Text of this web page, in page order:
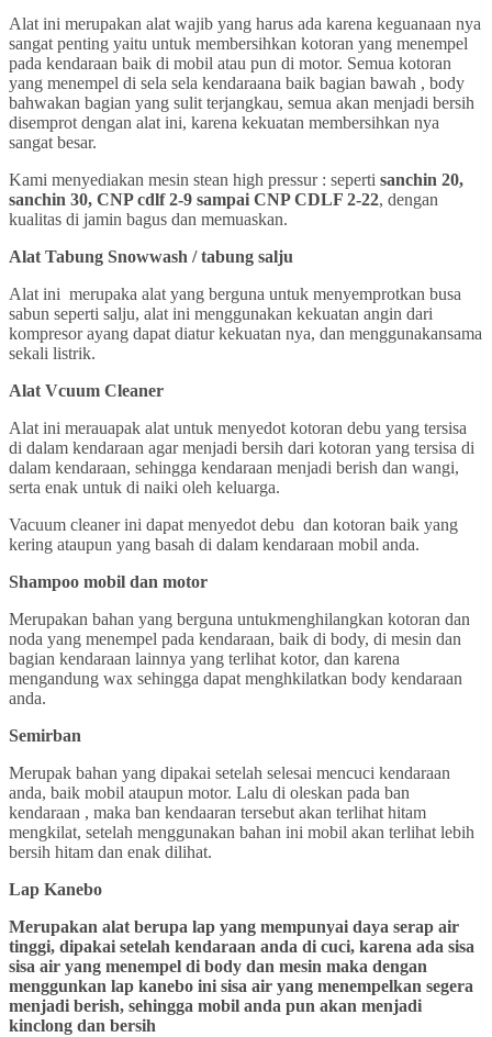
Alat ini merupakan alat wajib yang harus ada karena keguanaan nya
sangat penting yaitu untuk membersihkan kotoran yang menempel
pada kendaraan baik di mobil atau pun di motor. Semua kotoran
yang menempel di sela sela kendaraana baik bagian bawah , body
bahwakan bagian yang sulit terjangkau, semua akan menjadi bersih
disemprot dengan alat ini, karena kekuatan membersihkan nya
sangat besar.
Kami menyediakan mesin stean high pressur : seperti sanchin 20,
sanchin 30, CNP cdlf 2-9 sampai CNP CDLF 2-22, dengan
kualitas di jamin bagus dan memuaskan.
Alat Tabung Snowwash / tabung salju
Alat ini merupaka alat yang berguna untuk menyemprotkan busa
sabun seperti salju, alat ini menggunakan kekuatan angin dari
kompresor ayang dapat diatur kekuatan nya, dan menggunakansama
sekali listrik.
Alat Vcuum Cleaner
Alat ini merauapak alat untuk menyedot kotoran debu yang tersisa
di dalam kendaraan agar menjadi bersih dari kotoran yang tersisa di
dalam kendaraan, sehingga kendaraan menjadi berish dan wangi,
serta enak untuk di naiki oleh keluarga.
Vacuum cleaner ini dapat menyedot debu dan kotoran baik yang
kering ataupun yang basah di dalam kendaraan mobil anda.
Shampoo mobil dan motor
Merupakan bahan yang berguna untukmenghilangkan kotoran dan
noda yang menempel pada kendaraan, baik di body, di mesin dan
bagian kendaraan lainnya yang terlihat kotor, dan karena
mengandung wax sehingga dapat menghkilatkan body kendaraan
anda.
Semirban
Merupak bahan yang dipakai setelah selesai mencuci kendaraan
anda, baik mobil ataupun motor. Lalu di oleskan pada ban
kendaraan , maka ban kendaaran tersebut akan terlihat hitam
mengkilat, setelah menggunakan bahan ini mobil akan terlihat lebih
bersih hitam dan enak dilihat.
Lap Kanebo
Merupakan alat berupa lap yang mempunyai daya serap air
tinggi, dipakai setelah kendaraan anda di cuci, karena ada sisa
sisa air yang menempel di body dan mesin maka dengan
menggunkan lap kanebo ini sisa air yang menempelkan segera
menjadi berish, sehingga mobil anda pun akan menjadi
kinclong dan bersih